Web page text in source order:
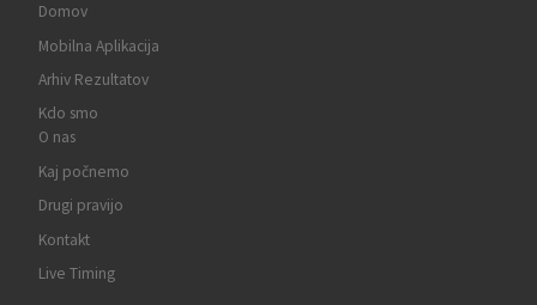
Domov
Mobilna Aplikacija
Arhiv Rezultatov
Kdo smo
O nas
Kaj počnemo
Drugi pravijo
Kontakt
Live Timing